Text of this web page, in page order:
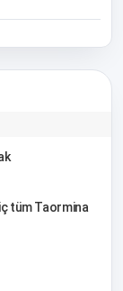
tüm Taormina